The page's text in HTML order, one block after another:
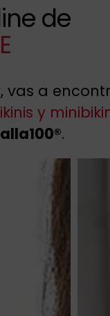
de
vas a
y
.